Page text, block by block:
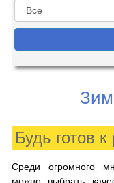
Будь готов
Среди огромного